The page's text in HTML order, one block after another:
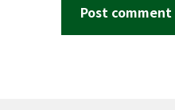
Post comment